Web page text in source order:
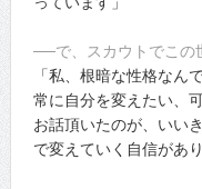
──で、スカウトでこの
「私、根暗な性格なん
常に自分を変えたい、
お話頂いたのが、いい
で変えていく自信があり